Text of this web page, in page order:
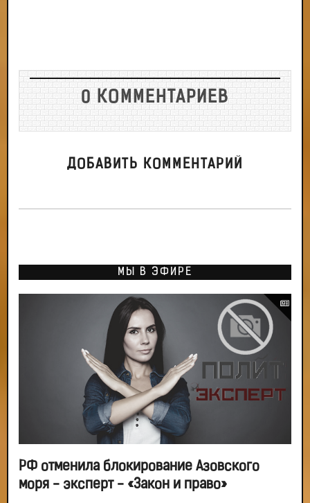
0 КОММЕНТАРИЕВ
ДОБАВИТЬ КОММЕНТАРИЙ
МЫ В ЭФИРЕ
РФ отменила блокирование Азовского
моря - эксперт - «Закон и право»